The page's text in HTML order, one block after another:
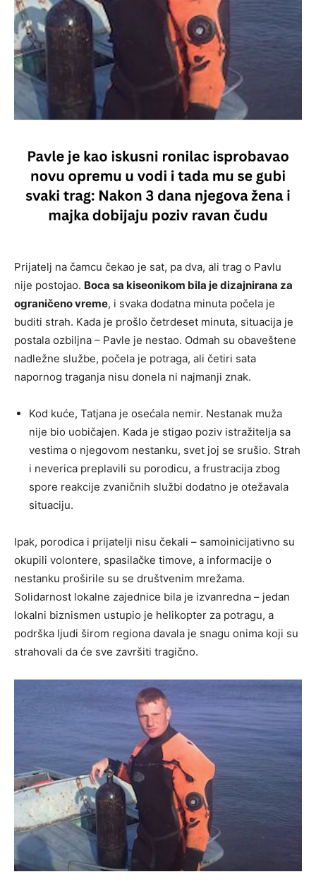
Prijatelj na čamcu čekao je sat, pa dva, ali trag o Pavlu
nije postojao. Boca sa kiseonikom bila je dizajnirana za
ograničeno vreme, i svaka dodatna minuta počela je
buditi strah. Kada je prošlo četrdeset minuta, situacija je
postala ozbiljna – Pavle je nestao. Odmah su obaveštene
nadležne službe, počela je potraga, ali četiri sata
napornog traganja nisu donela ni najmanji znak.
Kod kuće, Tatjana je osećala nemir. Nestanak muža
nije bio uobičajen. Kada je stigao poziv istražitelja sa
vestima o njegovom nestanku, svet joj se srušio. Strah
i neverica preplavili su porodicu, a frustracija zbog
spore reakcije zvaničnih službi dodatno je otežavala
situaciju.
Ipak, porodica i prijatelji nisu čekali – samoinicijativno su
okupili volontere, spasilačke timove, a informacije o
nestanku proširile su se društvenim mrežama.
Solidarnost lokalne zajednice bila je izvanredna – jedan
lokalni biznismen ustupio je helikopter za potragu, a
podrška ljudi širom regiona davala je snagu onima koji su
strahovali da će sve završiti tragično.